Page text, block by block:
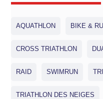
AQUATHLON BIKE &
CROSS TRIATHLON
RAID SWIMRUN
TRIATHLON DES NEIGES